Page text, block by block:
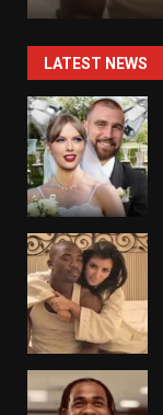
LATEST NEWS